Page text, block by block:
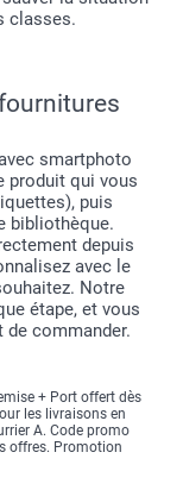
classes.
smartphoto
produit qui vous
puis
bibliothèque.
depuis
avec le
Notre
étape, et vous
commander.
+ Port offert dès
les livraisons en
A. Code promo
offres. Promotion